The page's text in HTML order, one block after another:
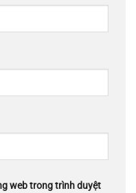
web trong trình duyệt